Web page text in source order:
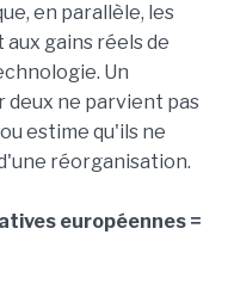
en parallèle, les
gains réels de
Un
deux ne parvient pas
estime qu'ils ne
réorganisation.
européennes =